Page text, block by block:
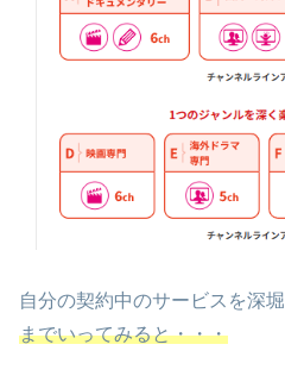
自分の契約中のサービスを深堀
までいってみると・・・